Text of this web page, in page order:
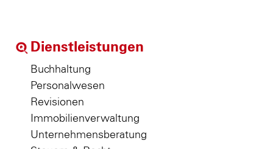
Dienstleistungen
Buchhaltung
Personalwesen
Revisionen
Immobilienverwaltung
Unternehmensberatung